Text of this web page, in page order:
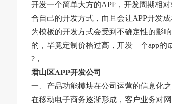
开发一个简单大方的APP，开发周期相
合自己的开发方式，而且会让APP开发
为模板的开发方式会受到不确定性的影
的，毕竟定制价格过高，开发一个app的
?，
君山区APP开发公司
一、产品功能模块在公司运营的信息化
在移动电子商务逐渐形成，客户业务对网